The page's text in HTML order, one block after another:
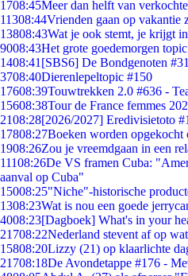
1708:45Meer dan helft van
11308:44Vrienden gaan op vakantie
13808:43Wat je ook stemt, je krijgt
9008:43Het grote goedemorgen
1408:41 [SBS6] De Bondgenoten
3708:40Dierenlepeltopic #150
17608:39Touwtrekken 2.0 #636 -
15608:38Tour de France femmes
2108:28[2026/2027] Eredivisietoto #1
17808:27Boeken worden opgekocht
1908:26Zou je vreemdgaan in een
11108:26De VS framen Cuba:
aanval op Cuba"
15008:25"Niche"-historische
1308:23Wat is nou een goede
4008:23[Dagboek] What's in your
21708:22Nederland stevent af op
15808:20Lizzy (21) op klaarlichte
21708:18De Avondetappe #176 -